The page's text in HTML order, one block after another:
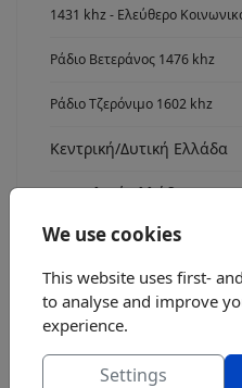
1431 khz - Ελεύθερο
Ράδιο Βετεράνος 1476 khz
Ράδιο Τζερόνιμο 1602 khz
Κεντρική/Δυτική Ελλάδα
Ανατολική Ελλάδα
Νότια Ελλάδα
Radio Asyrmatos 1134 khz
FM stereo
Ράδιο fm7
We use cookies
This website uses first-
to analyse and improve
experience.
Settings